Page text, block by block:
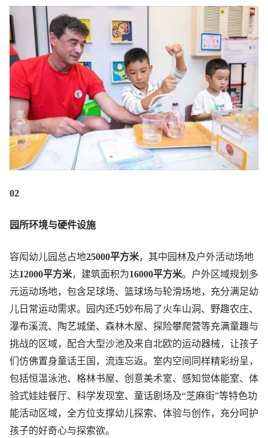
02
园所环境与硬件设施
容闳幼儿园总占地25000平方米，其中园林及户外活动场地
达12000平方米，建筑面积为16000平方米。户外区域规划多
元运动场地，包含足球场、篮球场与轮滑场地，充分满足幼
儿日常运动需求。园内还巧妙布局了火车山洞、野趣农庄、
瀑布溪流、陶艺城堡、森林木屋、探险攀爬营等充满童趣与
挑战的区域，配合大型沙池及来自北欧的运动器械，让孩子
们仿佛置身童话王国，流连忘返。室内空间同样精彩纷呈，
包括恒温泳池、格林书屋、创意美术室、感知觉体能室、体
验式娃娃餐厅、科学发现室、童话剧场及“芝麻街”等特色功
能活动区域，全方位支撑幼儿探索、体验与创作，充分呵护
孩子的好奇心与探索欲。